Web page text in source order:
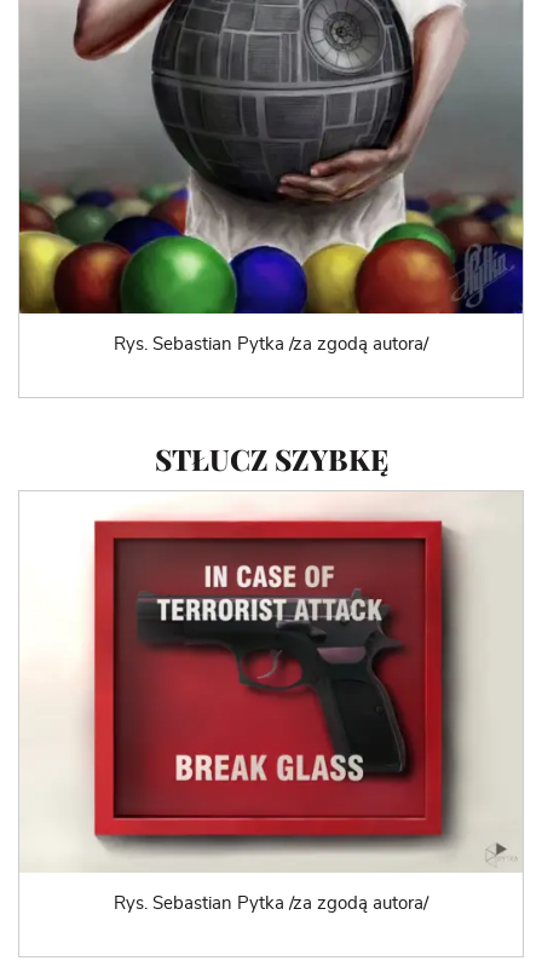
Rys. Sebastian Pytka /za zgodą autora/
STŁUCZ SZYBKĘ
Rys. Sebastian Pytka /za zgodą autora/